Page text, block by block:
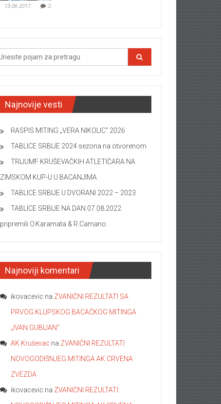
13.06.2017. 2
Najnovije vesti
RASPIS MITING „VERA NIKOLIC“ 2026
TABLICE SRBIJE 2024 sezona na otvorenom
TRIJUMF KRUŠEVAČKIH ATLETIČARA NA
ZIMSKOM KUP-U U BACANJIMA
TABLICE SRBIJE U DVORANI 2022 – 2023
TABLICE SRBIJE NA DAN 07.08.2022.
pripremili O.Karamata & R.Camano
Najnoviji komentari
ikovacevic na ZVANIČNI REZULTATI SA
PRVOG KLUPSKOG BACAČKOG MITINGA
„IVAN GUBIJAN“
AK Kruševac na ZVANIČNI REZULTATI
NOVOGODIŠNJEG MITINGA AK CRVENA
ZVEZDA
ikovacevic na ZVANIČNI REZULTATI